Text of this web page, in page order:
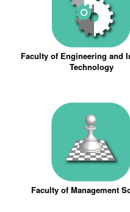
Faculty of Engineering and
Technology
Faculty of Management